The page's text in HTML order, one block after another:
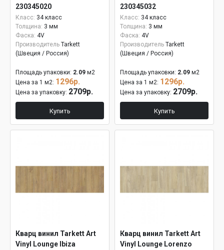
230345020
Класс: 34 класс
Толщина: 3 мм
Фаска: 4V
Производитель Tarkett
(Швеция / Россия)
Площадь упаковки: 2.09 м2
Цена за 1 м2: 1296р.
Цена за упаковку: 2709р.
Купить
230345032
Класс: 34 класс
Толщина: 3 мм
Фаска: 4V
Производитель Tarkett
(Швеция / Россия)
Площадь упаковки: 2.09 м2
Цена за 1 м2: 1296р.
Цена за упаковку: 2709р.
Купить
Кварц винил Tarkett Art
Vinyl Lounge Ibiza
Кварц винил Tarkett Art
Vinyl Lounge Lorenzo